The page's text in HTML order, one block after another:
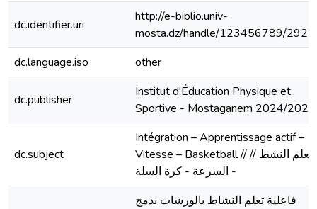
dc.identifier.uri
http://e-biblio.univ-
mosta.dz/handle/123456789/
dc.language.iso
other
dc.publisher
Institut d'Éducation Physique et
Sportive - Mostaganem 2024/2025
dc.subject
Intégration – Apprentissage actif –
Vitesse – Basketball // // التعلم النشط
- السرعة - كرة السلة
فاعلية تعلم النشاط بالورشات بدمج